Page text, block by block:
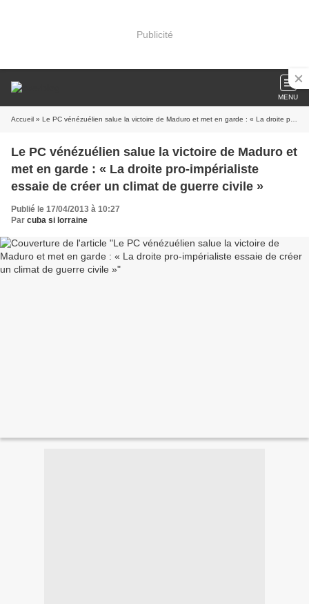
Publicité
MENU
Accueil » Le PC vénézuélien salue la victoire de Maduro et met en garde : « La droite pro-impérialiste essaie de créer un climat de guerre civile »
Le PC vénézuélien salue la victoire de Maduro et
met en garde : « La droite pro-impérialiste
essaie de créer un climat de guerre civile »
Publié le 17/04/2013 à 10:27
Par cuba si lorraine